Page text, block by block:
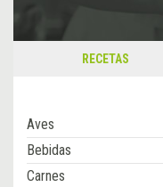
RECETAS
Aves
Bebidas
Carnes